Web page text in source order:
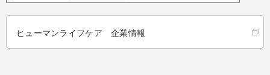
ヒューマンライフケア 企業情報